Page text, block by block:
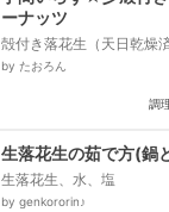
ーナッツ
殻付き落花生（天日乾燥
by たおろん
調
生落花生の茹で方(鍋
生落花生、水、塩
by genkororin♪